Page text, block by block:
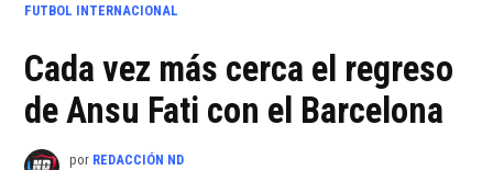
PUBLICADO
FUTBOL INTERNACIONAL
Cada vez más cerca el regreso
de Ansu Fati con el Barcelona
por REDACCIÓN ND